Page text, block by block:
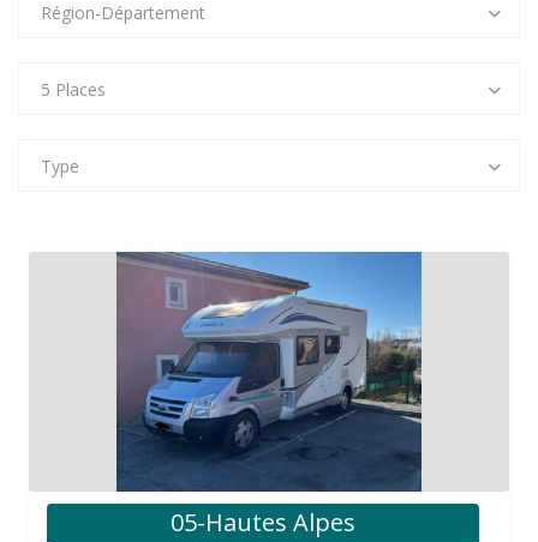
Région-Département
5 Places
Type
05-Hautes Alpes